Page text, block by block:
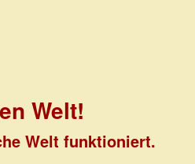
Welt!
Welt funktioniert.